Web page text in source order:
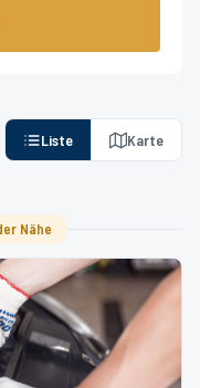
Liste Karte
Nähe